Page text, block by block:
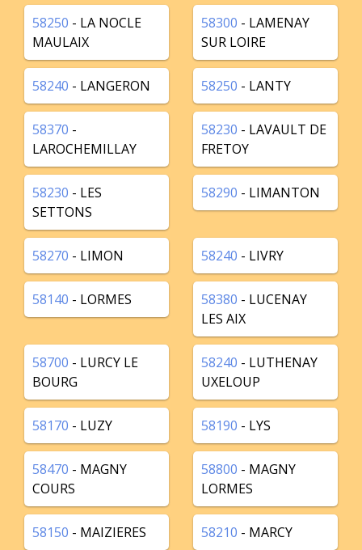
58250 - LA NOCLE
MAULAIX
58300 - LAMENAY
SUR LOIRE
58240 - LANGERON 58250 - LANTY
58370 -
LAROCHEMILLAY
58230 - LAVAULT DE
FRETOY
58230 - LES
SETTONS
58290 - LIMANTON
58270 - LIMON 58240 - LIVRY
58140 - LORMES 58380 - LUCENAY
LES AIX
58700 - LURCY LE
BOURG
58240 - LUTHENAY
UXELOUP
58170 - LUZY 58190 - LYS
58470 - MAGNY
COURS
58800 - MAGNY
LORMES
58150 - MAIZIERES 58210 - MARCY